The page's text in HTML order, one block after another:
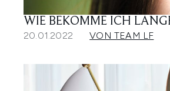
WIE BEKOMME ICH
20.01.2022 VON TEAM LF